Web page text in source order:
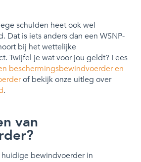
schulden heet ook wel
Dat is iets anders dan een WSNP-
bij het wettelijke
Twijfel je wat voor jou geldt? Lees
beschermingsbewindvoerder en
of bekijk onze uitleg over
.
van
bewindvoerder in